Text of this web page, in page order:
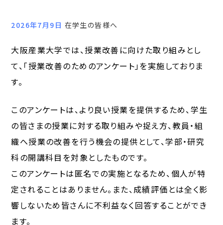
2026年7月9日 在学生の皆様へ
大阪産業大学では、授業改善に向けた取り組みとし
て、「授業改善のためのアンケート」を実施しておりま
す。
このアンケートは、より良い授業を提供するため、学生
の皆さまの授業に対する取り組みや捉え方、教員・組
織へ授業の改善を行う機会の提供として、学部・研究
科の開講科目を対象としたものです。
このアンケートは匿名での実施となるため、個人が特
定されることはありません。また、成績評価とは全く影
響しないため皆さんに不利益なく回答することができ
ます。